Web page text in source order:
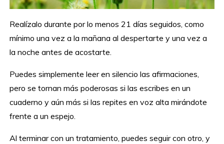
Realízalo durante por lo menos 21 días seguidos, como
mínimo una vez a la mañana al despertarte y una vez a
la noche antes de acostarte.
Puedes simplemente leer en silencio las afirmaciones,
pero se tornan más poderosas si las escribes en un
cuaderno y aún más si las repites en voz alta mirándote
frente a un espejo.
Al terminar con un tratamiento, puedes seguir con otro, y